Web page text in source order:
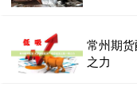
常州期
之力